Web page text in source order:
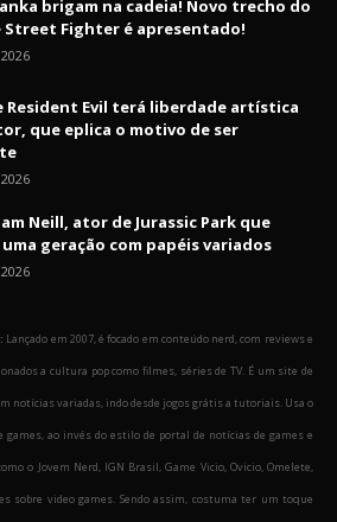
brigam na cadeia! Novo trecho do
Street Fighter é apresentado!
Resident Evil terá liberdade artística
que eplica o motivo de ser
Neill, ator de Jurassic Park que
geração com papéis variados
Lançado em 2007, é focado em conteúdo nerd, com reviews e
a cultura pop como filmes, séries de TV. É um site de
notícias variadas, indo desde jogos grátis a tutoriais. Usa o
ao invés do estilo de portal de notícias de games e
o Jovem Nerd, IGN Brasil, Game Vicio, Ovicio, Omelete,
sobre video games. Sendo assim, costuma ter um toque